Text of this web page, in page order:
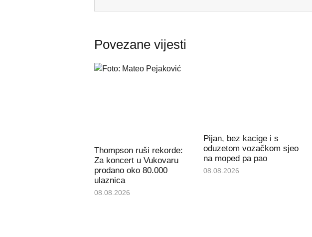
Povezane vijesti
Thompson ruši rekorde:
Za koncert u Vukovaru
prodano oko 80.000
ulaznica
08.08.2026
Pijan, bez kacige i s
oduzetom vozačkom sjeo
na moped pa pao
08.08.2026